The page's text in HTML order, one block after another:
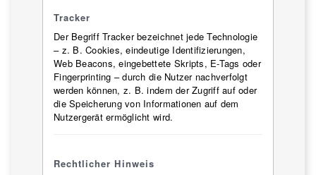
Tracker
Der Begriff Tracker bezeichnet jede Technologie
– z. B. Cookies, eindeutige Identifizierungen,
Web Beacons, eingebettete Skripts, E-Tags oder
Fingerprinting – durch die Nutzer nachverfolgt
werden können, z. B. indem der Zugriff auf oder
die Speicherung von Informationen auf dem
Nutzergerät ermöglicht wird.
Rechtlicher Hinweis